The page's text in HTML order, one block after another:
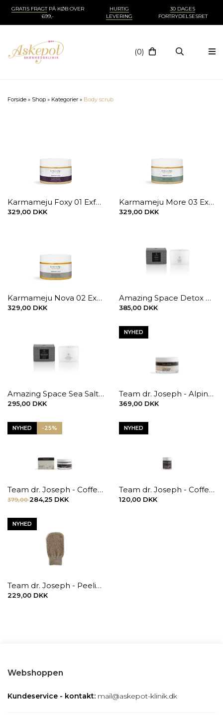
GRATIS FRAGTPÅ KØB OVER
699,-
HURTIG
LEVERING
30 DAGES
FORTRYDELSESRET
(0)
Forside » Shop » Kategorier » Body scrub
Karmameju Foxy 01 Exfoliating Body Scrub 300 ml.
329,00 DKK
Karmameju More 03 Exfoliating Salt Balm 300 ml.
329,00 DKK
Karmameju Nova 02 Exfoliating Salt Balm 300 ml.
329,00 DKK
Amazing Space Detox Body Scrub 250 ml.
385,00 DKK
Amazing Space Sea Salt Body Scrub
295,00 DKK
NYHED
Team dr. Joseph - Alpine Herbs Exfoliating Body Scrub, 200 ml.
369,00 DKK
NYHED -25%
Team dr. Joseph - Coffee Toning Body Scrub, 200 ml.
379,00284,25 DKK
NYHED
Team dr. Joseph - Coffee Toning Body Scrub, 30 ml.
120,00 DKK
NYHED
Team dr. Joseph - Peeling handske med bomuld & kobbertråde
229,00 DKK
Webshoppen
Kundeservice - kontakt: mail@askepot-klinik.dk